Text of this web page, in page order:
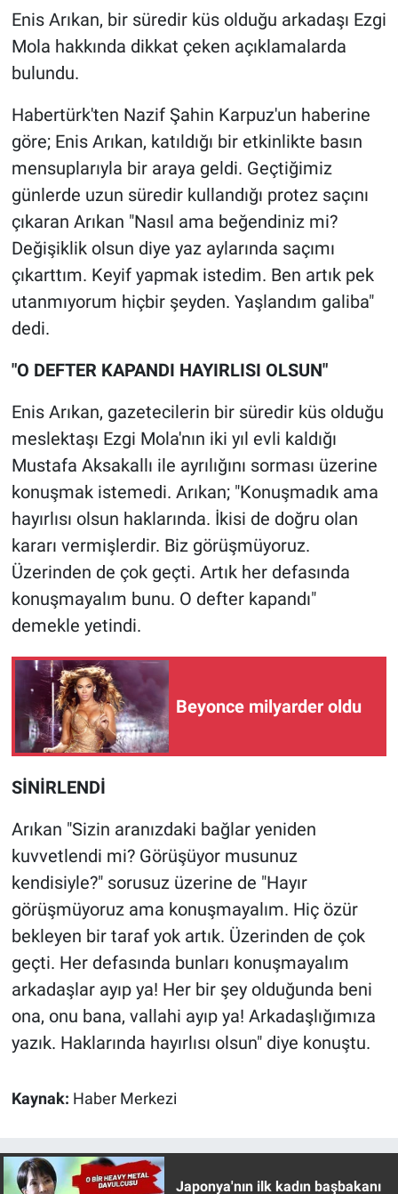
Enis Arıkan, bir süredir küs olduğu arkadaşı Ezgi
Mola hakkında dikkat çeken açıklamalarda
bulundu.
Habertürk'ten Nazif Şahin Karpuz'un haberine
göre; Enis Arıkan, katıldığı bir etkinlikte basın
mensuplarıyla bir araya geldi. Geçtiğimiz
günlerde uzun süredir kullandığı protez saçını
çıkaran Arıkan "Nasıl ama beğendiniz mi?
Değişiklik olsun diye yaz aylarında saçımı
çıkarttım. Keyif yapmak istedim. Ben artık pek
utanmıyorum hiçbir şeyden. Yaşlandım galiba"
dedi.
"O DEFTER KAPANDI HAYIRLISI OLSUN"
Enis Arıkan, gazetecilerin bir süredir küs olduğu
meslektaşı Ezgi Mola'nın iki yıl evli kaldığı
Mustafa Aksakallı ile ayrılığını sorması üzerine
konuşmak istemedi. Arıkan; "Konuşmadık ama
hayırlısı olsun haklarında. İkisi de doğru olan
kararı vermişlerdir. Biz görüşmüyoruz.
Üzerinden de çok geçti. Artık her defasında
konuşmayalım bunu. O defter kapandı"
demekle yetindi.
Beyonce milyarder oldu
SİNİRLENDİ
Arıkan "Sizin aranızdaki bağlar yeniden
kuvvetlendi mi? Görüşüyor musunuz
kendisiyle?" sorusuz üzerine de "Hayır
görüşmüyoruz ama konuşmayalım. Hiç özür
bekleyen bir taraf yok artık. Üzerinden de çok
geçti. Her defasında bunları konuşmayalım
arkadaşlar ayıp ya! Her bir şey olduğunda beni
ona, onu bana, vallahi ayıp ya! Arkadaşlığımıza
yazık. Haklarında hayırlısı olsun" diye konuştu.
Kaynak: Haber Merkezi
Japonya'nın ilk kadın başbakanı
Gündem Özel
Günün görüntüsü
Haber
İlan
Kimdir
Koronavirüs
Kültür Sanat
Nedir
Popüler
Programlar
Sağlık
Spor
Teknoloji
Türkiye'nin Geleceği
Türkiye'nin Gündemi
Canlı Yayın